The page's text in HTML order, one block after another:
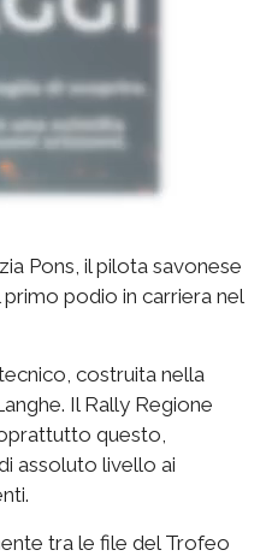
Pons, il pilota savonese
podio in carriera nel
costruita nella
Il Rally Regione
questo,
assoluto livello ai
tra le file del Trofeo